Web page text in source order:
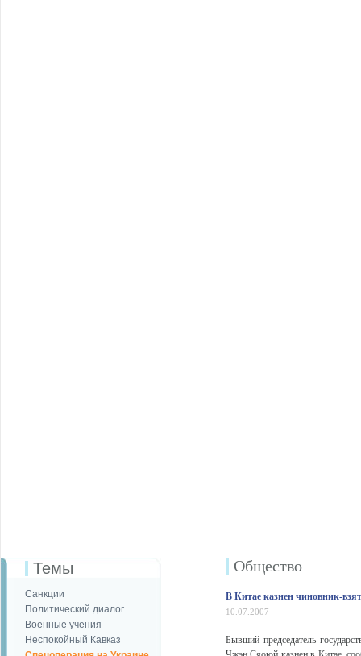
Темы
Санкции
Политический диалог
Военные учения
Неспокойный Кавказ
Общество
В Китае казнен чиновник-
10.07.2007
Бывший председатель